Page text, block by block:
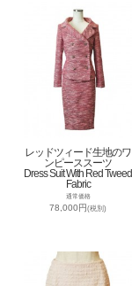
レッドツィード生地のワ
ンピーススーツ
Dress Suit With Red Tweed
Fabric
通常価格
78,000円(税別)